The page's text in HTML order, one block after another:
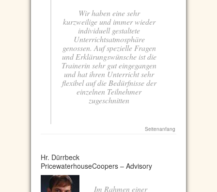
Wir haben eine sehr
kurzweilige und immer wieder
individuell gestaltete
Unterrichtsatmosphäre
genossen. Auf spezielle Fragen
und Erklärungswünsche ist die
Trainerin sehr gut eingegangen
und hat ihren Unterricht sehr
flexibel auf die Bedürfnisse der
einzelnen Teilnehmer
zugeschnitten
Seitenanfang
Hr. Dürrbeck
PricewaterhouseCoopers – Advisory
Im Rahmen einer